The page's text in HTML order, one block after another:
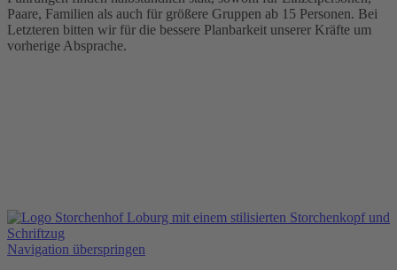
Paare, Familien als auch für größere Gruppen ab 15 Personen. Bei
Letzteren bitten wir für die bessere Planbarkeit unserer Kräfte um
vorherige Absprache.
Navigation überspringen